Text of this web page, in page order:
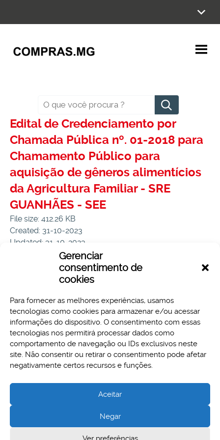
Gerenciar
consentimento de
cookies
Para fornecer as melhores experiências, usamos
tecnologias como cookies para armazenar e/ou acessar
informações do dispositivo. O consentimento com essas
tecnologias nos permitirá processar dados como
comportamento de navegação ou IDs exclusivos neste
site. Não consentir ou retirar o consentimento pode afetar
negativamente certos recursos e funções.
Aceitar
Negar
Pesquisar
Edital de Credenciamento por
Chamada Pública nº. 01-2018 para
Chamamento Público para
aquisição de gêneros alimentícios
da Agricultura Familiar - SRE
GUANHÃES - SEE
File size: 412.26 KB
Created: 31-10-2023
Updated: 31-10-2023
Download Preview
Aspectos legais e responsabilidades
Política de Privacidade
Cidade Administrativa - Rodovia Papa João Paulo II, 3777 -